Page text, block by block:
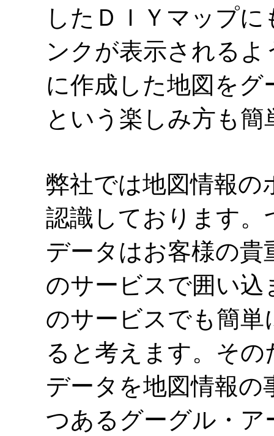
したＤＩＹマップ
ンクが表示される
に作成した地図を
という楽しみ方も
弊社では地図情報
認識しております
データはお客様の
のサービスで囲い
のサービスでも簡
ると考えます。そ
データを地図情報
つあるグーグル・